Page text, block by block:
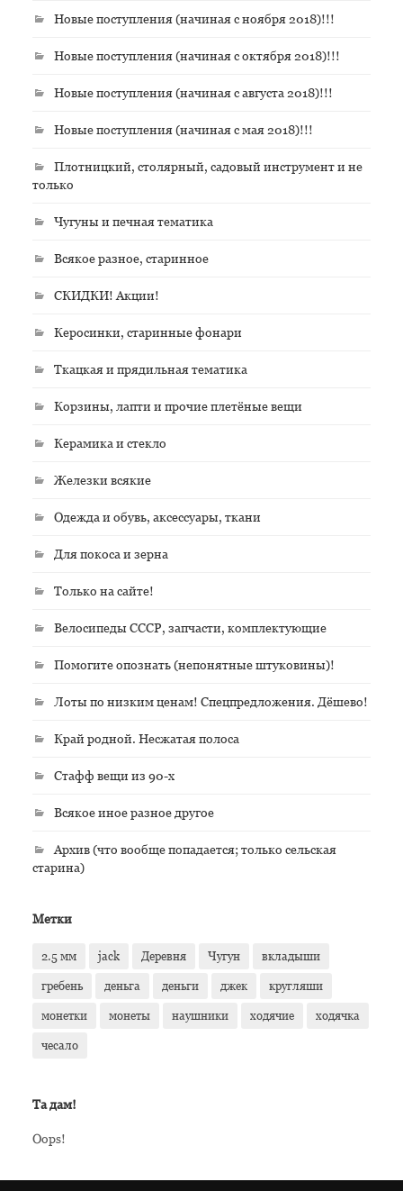
Новые поступления (начиная с ноября 2018)!!!
Новые поступления (начиная с октября 2018)!!!
Новые поступления (начиная с августа 2018)!!!
Новые поступления (начиная с мая 2018)!!!
Плотницкий, столярный, садовый инструмент и не
только
Чугуны и печная тематика
Всякое разное, старинное
СКИДКИ! Акции!
Керосинки, старинные фонари
Ткацкая и прядильная тематика
Корзины, лапти и прочие плетёные вещи
Керамика и стекло
Железки всякие
Одежда и обувь, аксессуары, ткани
Для покоса и зерна
Только на сайте!
Велосипеды СССР, запчасти, комплектующие
Помогите опознать (непонятные штуковины)!
Лоты по низким ценам! Спецпредложения. Дёшево!
Край родной. Несжатая полоса
Стафф вещи из 90-х
Всякое иное разное другое
Архив (что вообще попадается; только сельская
старина)
Метки
2.5 мм jack Деревня Чугун вкладыши
гребень деньга деньги джек кругляши
монетки монеты наушники ходячие ходячка
чесало
Та дам!
Oops!